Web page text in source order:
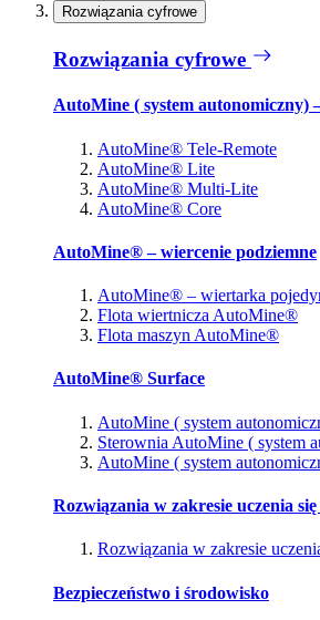
Rozwiązania cyfrowe
Rozwiązania cyfrowe
AutoMine ( system autonomiczny)
AutoMine® Tele-Remote
AutoMine® Lite
AutoMine® Multi-Lite
AutoMine® Core
AutoMine® – wiercenie podziemne
AutoMine® – wiertarka
Flota wiertnicza AutoMine®
Flota maszyn AutoMine®
AutoMine® Surface
AutoMine ( system
Sterownia AutoMine ( system
AutoMine ( system
Rozwiązania w zakresie uczenia
Rozwiązania w zakresie
Bezpieczeństwo i środowisko